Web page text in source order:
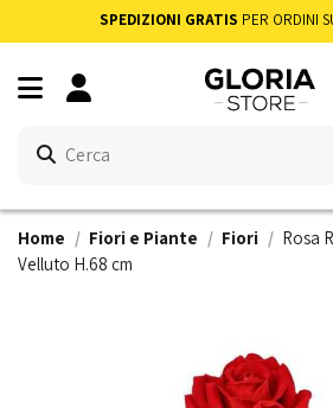
SPEDIZIONI GRATIS PER ORDINI
Home Fiori e Piante Fiori
Rosa
Velluto H.68 cm